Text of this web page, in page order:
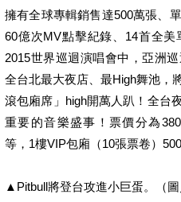
擁有全球專輯銷售達500萬張、
60億次MV點擊紀錄、14首全美
2015世界巡迴演唱會中，亞洲
全台北最大夜店、最High舞池，
滾包廂席」high開萬人趴！全台
重要的音樂盛事！票價分為
等，1樓VIP包廂（10張票卷）
▲Pitbull將登台攻進小巨蛋。（圖